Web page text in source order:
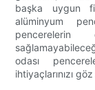
başka uygun
alüminyum
odası
ihtiyaçlarınızı